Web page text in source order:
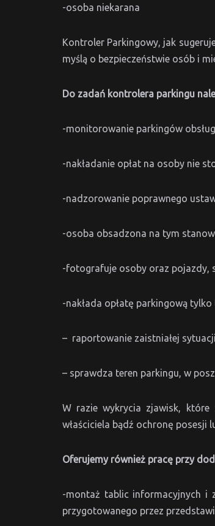
-osoba niekarana
Kontroler Parkingowy, jak
myślą o bezpieczeństwie osób i
Do zadań kontrolera parkingu
-monitorowanie parkingów
-nakładanie opłat na osoby nie
-nadzorowanie poprawnego
-osoba obsadzona na tym
-fotografuje osoby oraz pojazdy,
-nakłada opłatę parkingową
– raportowanie zaistniałej
– sprawdza teren parkingu, w
W razie wykrycia zjawisk, które
właściciela bądź ochronę posesji
Oferujemy również pracę przy
-montaż tablic informacyjnych i
przygotowanego przez